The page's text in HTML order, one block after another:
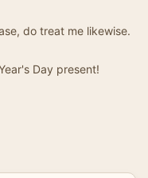
do treat me likewise.
Day present!